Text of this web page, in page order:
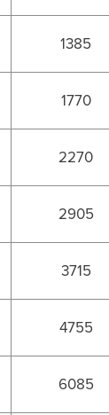
1385
1770
2270
2905
3715
4755
6085